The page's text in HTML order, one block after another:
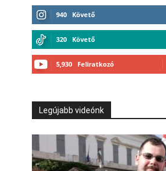
940 Követő
320 Követő
5,930 Feliratkozó
Legújabb videónk